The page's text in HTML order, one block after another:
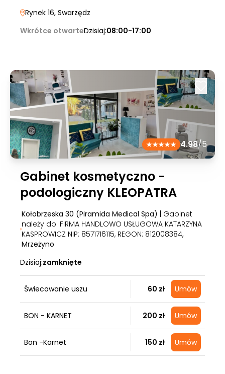
Rynek 16, Swarzędz
Wkrótce otwarteDzisiaj:08:00-17:00
4.98/5
Gabinet kosmetyczno -
podologiczny KLEOPATRA
Kołobrzeska 30 (Piramida Medical Spa)
| Gabinet
należy do: FIRMA HANDLOWO USŁUGOWA KATARZYNA
KASPROWICZ NIP: 8571716115, REGON: 812008384,
Mrzeżyno
Dzisiaj:zamknięte
Świecowanie uszu 60 zł Umów
BON - KARNET 200 zł Umów
Bon -Karnet 150 zł Umów